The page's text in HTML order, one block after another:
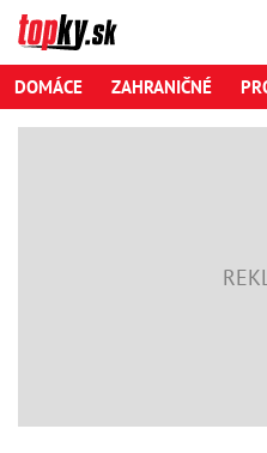
DOMÁCE ZAHRANIČNÉ